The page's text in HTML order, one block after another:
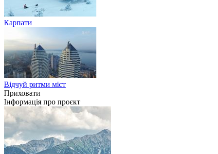
Карпати
Відчуй ритми міст
Приховати
Інформація про проєкт